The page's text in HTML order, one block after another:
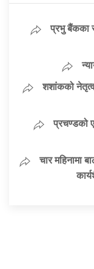
प्रभु बैंकका
शशांकको
प्रचण्डको
चार महिनामा